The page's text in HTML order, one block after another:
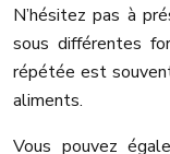
N’hésitez pas à
sous différentes
répétée est
aliments.
Vous pouvez